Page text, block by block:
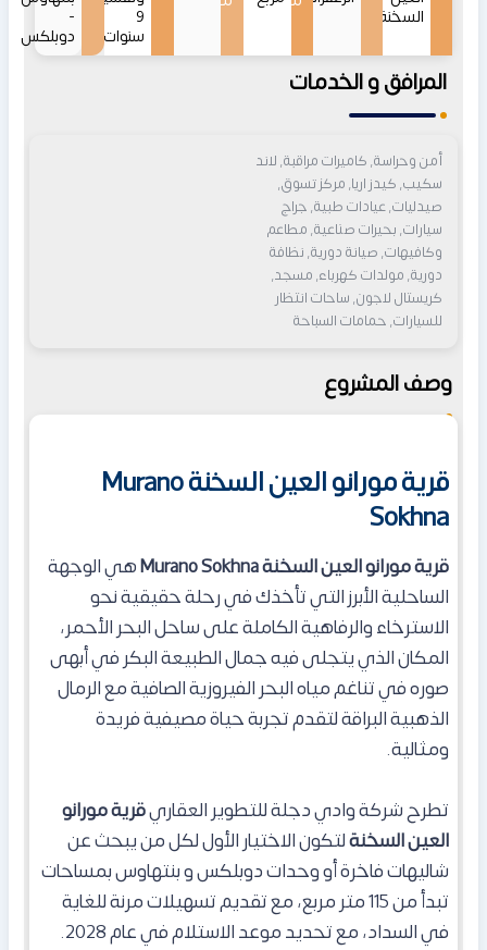
السخنة 9
سنوات
-
دوبلكس
المرافق و الخدمات
أمن وحراسة, كاميرات مراقبة, لاند
سكيب, كيدز اريا, مركز تسوق,
صيدليات, عيادات طبية, جراج
سيارات, بحيرات صناعية, مطاعم
وكافيهات, صيانة دورية, نظافة
دورية, مولدات كهرباء, مسجد,
كريستال لاجون, ساحات انتظار
للسيارات, حمامات السباحة
وصف المشروع
قرية مورانو العين السخنة Murano
Sokhna
قرية مورانو العين السخنة Murano Sokhna
هي الوجهة
الساحلية الأبرز التي تأخذك في رحلة حقيقية نحو
الاسترخاء والرفاهية الكاملة على ساحل البحر الأحمر،
المكان الذي يتجلى فيه جمال الطبيعة البكر في أبهى
صوره في تناغم مياه البحر الفيروزية الصافية مع الرمال
الذهبية البراقة لتقدم تجربة حياة مصيفية فريدة
ومثالية.
تطرح شركة وادي دجلة للتطوير العقاريقرية مورانو
العين السخنةلتكون الاختيار الأول لكل من يبحث عن
شاليهات فاخرة أو وحدات دوبلكس و بنتهاوس بمساحات
تبدأ من 115 متر مربع، مع تقديم تسهيلات مرنة للغاية
في السداد، مع تحديد موعد الاستلام في عام 2028.